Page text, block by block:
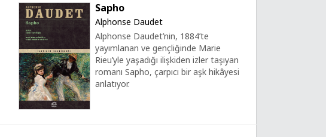
Sapho
Alphonse Daudet
Alphonse Daudet’nin, 1884’te
yayımlanan ve gençliğinde Marie
Rieu’yle yaşadığı ilişkiden izler taşıyan
romanı Sapho, çarpıcı bir aşk hikâyesi
anlatıyor.